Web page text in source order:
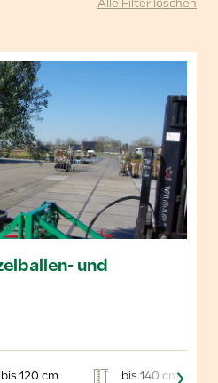
Alle Filter löschen
und
bis 120 cm bis 140 cm